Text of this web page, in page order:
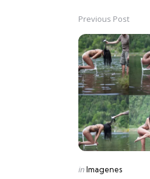
Post
navigation
Previous Post
Posted
inImagenes